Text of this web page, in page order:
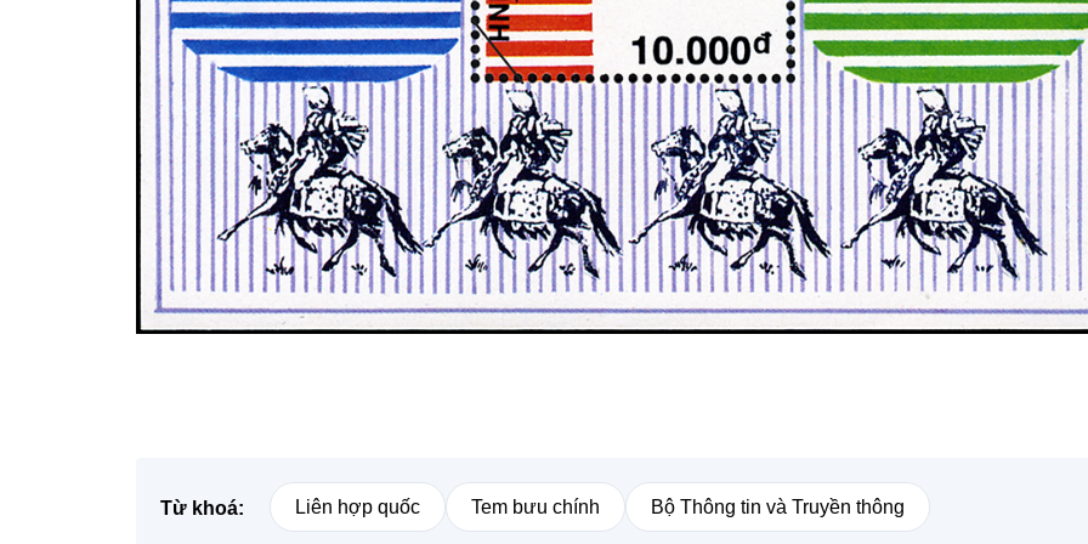
Từ khoá: Liên hợp quốc Tem bưu chính Bộ Thông tin và Truyền thông